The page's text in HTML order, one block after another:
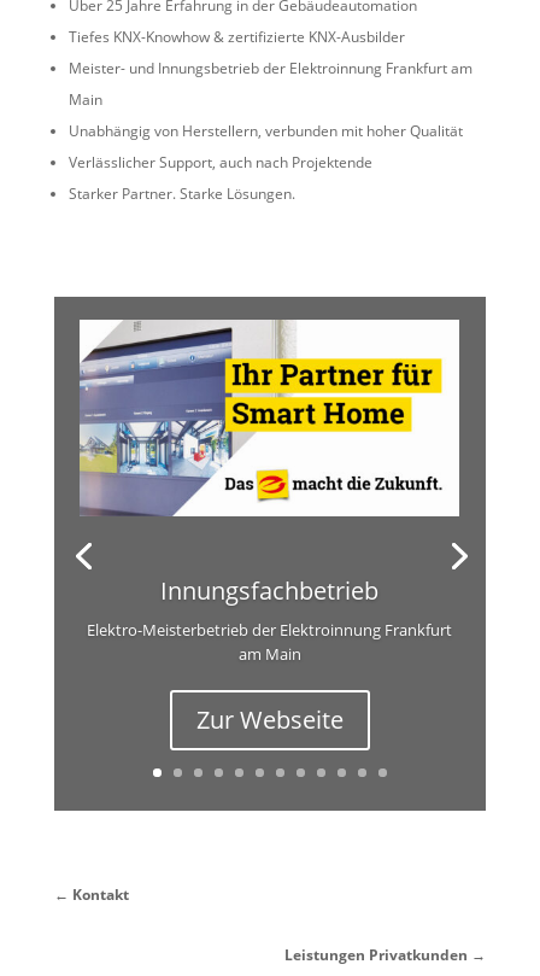
Über 25 Jahre Erfahrung in der Gebäudeautomation
Tiefes KNX-Knowhow & zertifizierte KNX-Ausbilder
Meister- und Innungsbetrieb der Elektroinnung Frankfurt am
Main
Unabhängig von Herstellern, verbunden mit hoher Qualität
Verlässlicher Support, auch nach Projektende
Starker Partner. Starke Lösungen.
Innungsfachbetrieb
Elektro-Meisterbetrieb der Elektroinnung Frankfurt
am Main
Zur Webseite
← Kontakt
Leistungen Privatkunden →